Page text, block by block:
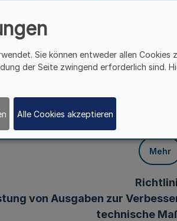
in
und
Mehr
von Ausgaben zur
technische
Sie können entweder allen Cookies
der Seite zwingend erforderlich sind.
Alle Cookies akzeptieren